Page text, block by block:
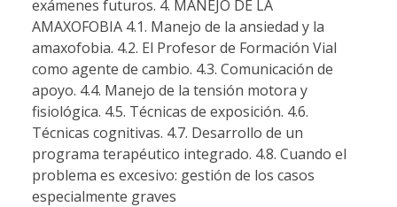
exámenes futuros. 4. MANEJO DE LA
AMAXOFOBIA 4.1. Manejo de la ansiedad y la
amaxofobia. 4.2. El Profesor de Formación Vial
como agente de cambio. 4.3. Comunicación de
apoyo. 4.4. Manejo de la tensión motora y
fisiológica. 4.5. Técnicas de exposición. 4.6.
Técnicas cognitivas. 4.7. Desarrollo de un
programa terapéutico integrado. 4.8. Cuando el
problema es excesivo: gestión de los casos
especialmente graves